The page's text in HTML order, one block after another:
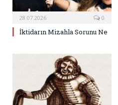
28.07.2026 0
İktidarın Mizahla Sorunu Ne